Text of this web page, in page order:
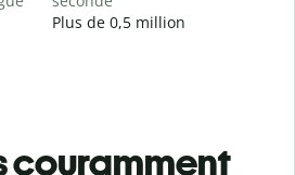
Plus de 0,5 million
couramment